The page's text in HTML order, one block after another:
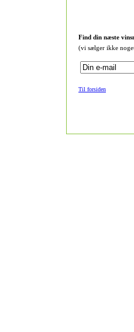
Find din næste
(vi sælger ikke
Til forsiden